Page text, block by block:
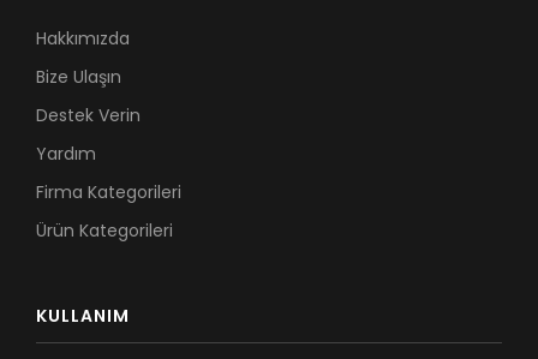
Hakkımızda
Bize Ulaşın
Destek Verin
Yardım
Firma Kategorileri
Ürün Kategorileri
KULLANIM